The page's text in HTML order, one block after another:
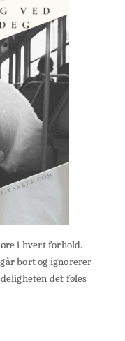
i hvert forhold.
bort og ignorerer
det føles